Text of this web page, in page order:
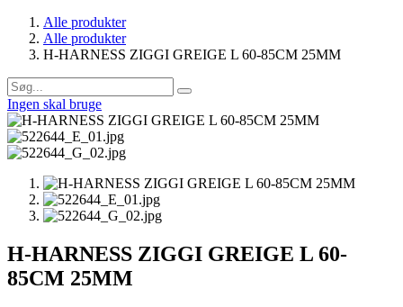
Alle produkter
Alle produkter
H-HARNESS ZIGGI GREIGE L 60-85CM 25MM
Ingen skal bruge
H-HARNESS ZIGGI GREIGE L 60-
85CM 25MM